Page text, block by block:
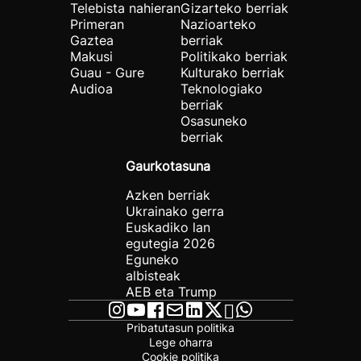
Telebista nahieran
Primeran
Gaztea
Makusi
Guau - Gure
Audioa
Gizarteko berriak
Nazioarteko
berriak
Politikako berriak
Kulturako berriak
Teknologiako
berriak
Osasuneko
berriak
Gaurkotasuna
Azken berriak
Ukrainako gerra
Euskadiko lan
egutegia 2026
Eguneko
albisteak
AEB eta Trump
Pribatutasun politika
Lege oharra
Cookie politika